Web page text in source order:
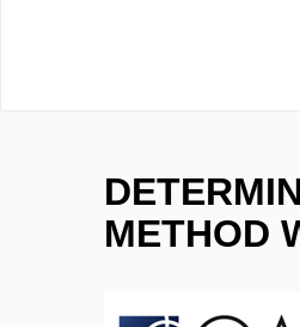
METHOD